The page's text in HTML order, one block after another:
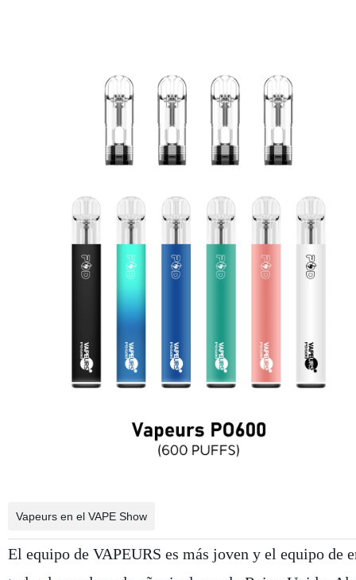
Vapeurs en el VAPE Show
El equipo de VAPEURS es más joven y el equipo